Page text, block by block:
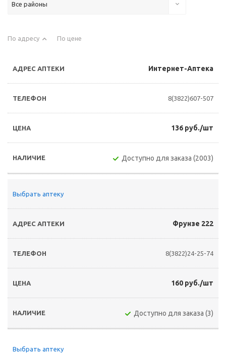
Все районы
По адресу По цене
Интернет-Аптека
8(3822)607-507
136 руб./шт
Доступно для заказа (2003)
Выбрать аптеку
Фрунзе 222
8(3822)24-25-74
160 руб./шт
Доступно для заказа (3)
Выбрать аптеку